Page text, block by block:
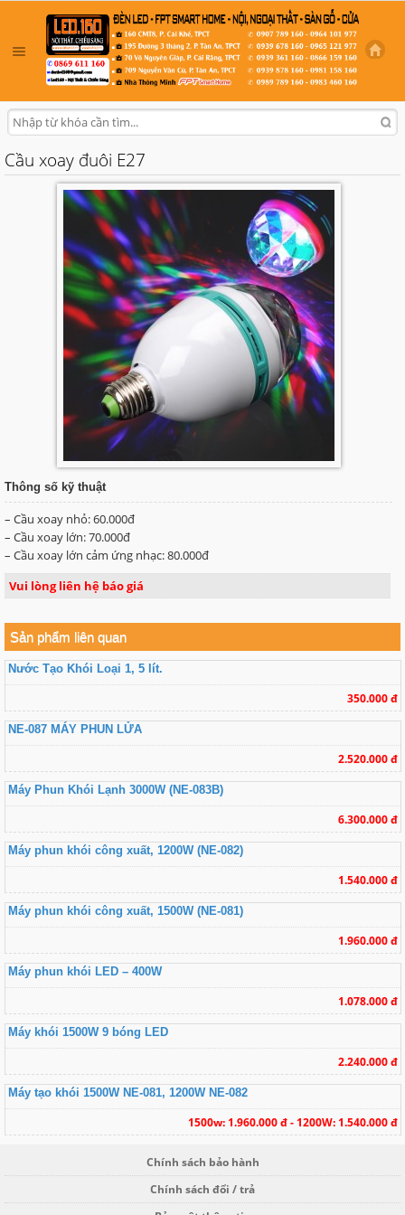
Cầu xoay đuôi E27
Thông số kỹ thuật
– Cầu xoay nhỏ: 60.000đ
– Cầu xoay lớn: 70.000đ
– Cầu xoay lớn cảm ứng nhạc: 80.000đ
Vui lòng liên hệ báo giá
Sản phẩm liên quan
Nước Tạo Khói Loại 1, 5 lít.
350.000 đ
NE-087 MÁY PHUN LỬA
2.520.000 đ
Máy Phun Khói Lạnh 3000W (NE-083B)
6.300.000 đ
Máy phun khói công xuất, 1200W (NE-082)
1.540.000 đ
Máy phun khói công xuất, 1500W (NE-081)
1.960.000 đ
Máy phun khói LED – 400W
1.078.000 đ
Máy khói 1500W 9 bóng LED
2.240.000 đ
Máy tạo khói 1500W NE-081, 1200W NE-082
1500w: 1.960.000 đ - 1200W: 1.540.000 đ
Chính sách bảo hành
Chính sách đổi / trả